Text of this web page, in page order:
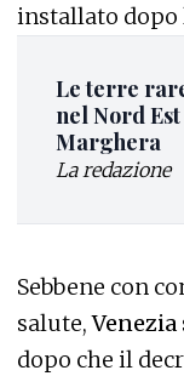
installato dopo
Le terre
nel Nord
Marghera
La redazione
Sebbene con
salute,Venezia
dopo che il